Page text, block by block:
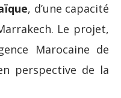
, d’une capacité
Le projet,
Marocaine de
perspective de la